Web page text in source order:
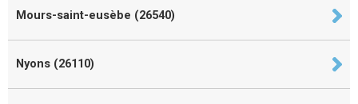
Mours-saint-eusèbe (26540)
Nyons (26110)